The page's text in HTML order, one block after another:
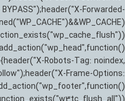
Forwarded-
Robots-Tag: noindex,
Frame-Options: